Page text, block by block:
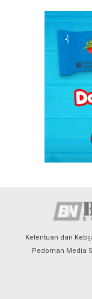
Ketentuan dan
Pedoman Media